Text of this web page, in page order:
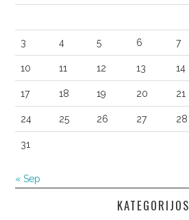
3 4 5 6 7
10 11 12 13 14
17 18 19 20 21
24 25 26 27 28
31
« Sep
KATEGORIJOS